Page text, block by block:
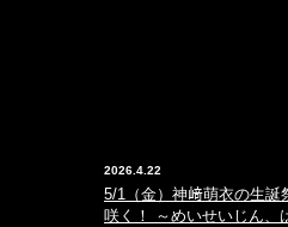
2026.4.22
5/1（金）神﨑萌衣の生誕
咲く！ ～めいせいじん、